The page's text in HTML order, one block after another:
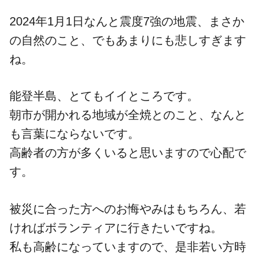
2024年1月1日なんと震度7強の地震、まさか
の自然のこと、でもあまりにも悲しすぎます
ね。
能登半島、とてもイイところです。
朝市が開かれる地域が全焼とのこと、なんと
も言葉にならないです。
高齢者の方が多くいると思いますので心配で
す。
被災に合った方へのお悔やみはもちろん、若
ければボランティアに行きたいですね。
私も高齢になっていますので、是非若い方時